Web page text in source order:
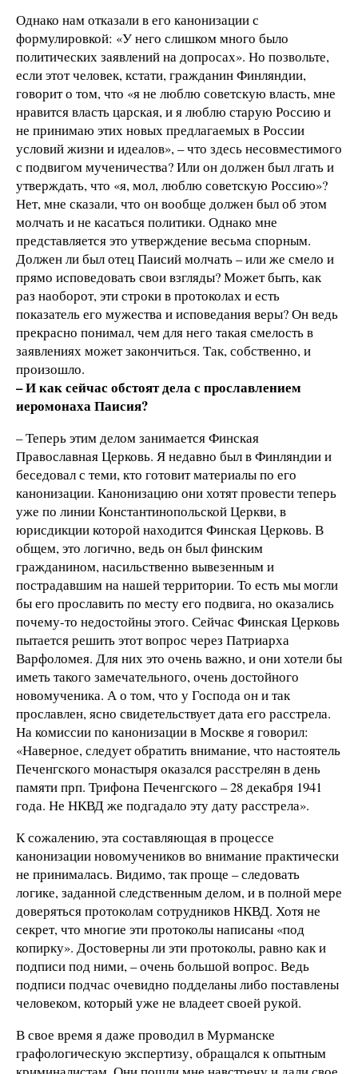
Однако нам отказали в его канонизации с
формулировкой: «У него слишком много было
политических заявлений на допросах». Но позвольте,
если этот человек, кстати, гражданин Финляндии,
говорит о том, что «я не люблю советскую власть, мне
нравится власть царская, и я люблю старую Россию и
не принимаю этих новых предлагаемых в России
условий жизни и идеалов», – что здесь несовместимого
с подвигом мученичества? Или он должен был лгать и
утверждать, что «я, мол, люблю советскую Россию»?
Нет, мне сказали, что он вообще должен был об этом
молчать и не касаться политики. Однако мне
представляется это утверждение весьма спорным.
Должен ли был отец Паисий молчать – или же смело и
прямо исповедовать свои взгляды? Может быть, как
раз наоборот, эти строки в протоколах и есть
показатель его мужества и исповедания веры? Он ведь
прекрасно понимал, чем для него такая смелость в
заявлениях может закончиться. Так, собственно, и
произошло.
– И как сейчас обстоят дела с прославлением
иеромонаха Паисия?
– Теперь этим делом занимается Финская
Православная Церковь. Я недавно был в Финляндии и
беседовал с теми, кто готовит материалы по его
канонизации. Канонизацию они хотят провести теперь
уже по линии Константинопольской Церкви, в
юрисдикции которой находится Финская Церковь. В
общем, это логично, ведь он был финским
гражданином, насильственно вывезенным и
пострадавшим на нашей территории. То есть мы могли
бы его прославить по месту его подвига, но оказались
почему-то недостойны этого. Сейчас Финская Церковь
пытается решить этот вопрос через Патриарха
Варфоломея. Для них это очень важно, и они хотели бы
иметь такого замечательного, очень достойного
новомученика. А о том, что у Господа он и так
прославлен, ясно свидетельствует дата его расстрела.
На комиссии по канонизации в Москве я говорил:
«Наверное, следует обратить внимание, что настоятель
Печенгского монастыря оказался расстрелян в день
памяти прп. Трифона Печенгского – 28 декабря 1941
года. Не НКВД же подгадало эту дату расстрела».
К сожалению, эта составляющая в процессе
канонизации новомучеников во внимание практически
не принималась. Видимо, так проще – следовать
логике, заданной следственным делом, и в полной мере
доверяться протоколам сотрудников НКВД. Хотя не
секрет, что многие эти протоколы написаны «под
копирку». Достоверны ли эти протоколы, равно как и
подписи под ними, – очень большой вопрос. Ведь
подписи подчас очевидно подделаны либо поставлены
человеком, который уже не владеет своей рукой.
В свое время я даже проводил в Мурманске
графологическую экспертизу, обращался к опытным